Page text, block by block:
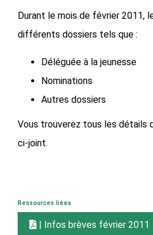
Durant le mois de février 2011,
différents dossiers tels que :
Déléguée à la jeunesse
Nominations
Autres dossiers
Vous trouverez tous les détails
ci-joint.
Ressources liées
| Infos brèves février 2011